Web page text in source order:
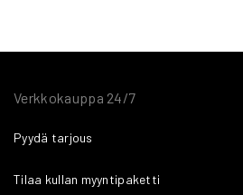
Verkkokauppa 24/7
Pyydä tarjous
Tilaa kullan myyntipaketti